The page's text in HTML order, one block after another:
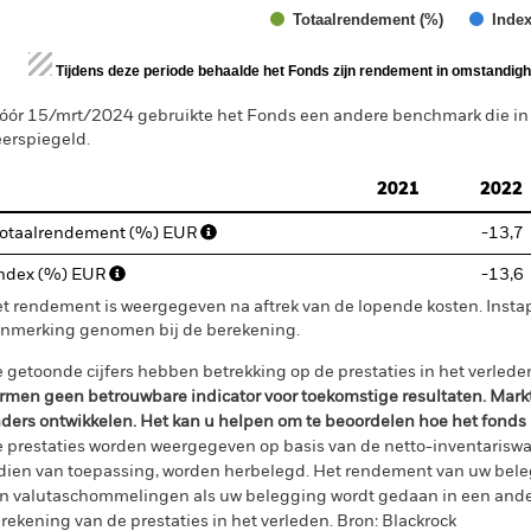
Totaalrendement (%)
of interactive chart.
Tijdens deze periode behaalde het Fonds zijn rendement in
15/mrt/2024 gebruikte het Fonds een andere benchmark die
2021 2022
Totaalrendement (%) EUR -13,7
(%) EUR
-13,6
rendement is weergegeven na aftrek van de lopende kosten.
genomen bij de berekening.
getoonde cijfers hebben betrekking op de prestaties in het
geen betrouwbare indicator voor toekomstige resultaten.
ontwikkelen. Het kan u helpen om te beoordelen hoe het
prestaties worden weergegeven op basis van de netto-
van toepassing, worden herbelegd. Het rendement van uw
valutaschommelingen als uw belegging wordt gedaan in een
van de prestaties in het verleden. Bron: Blackrock